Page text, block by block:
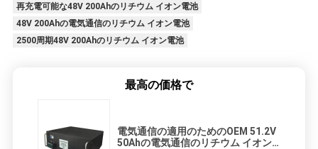
再充電可能な48V 200Ahのリチウム イオン電池
48V 200Ahの電気通信のリチウム イオン電池
2500周期48V 200Ahのリチウム イオン電池
最高の価格で
電気通信の適用のためのOEM 51.2V
50Ahの電気通信のリチウム イオン